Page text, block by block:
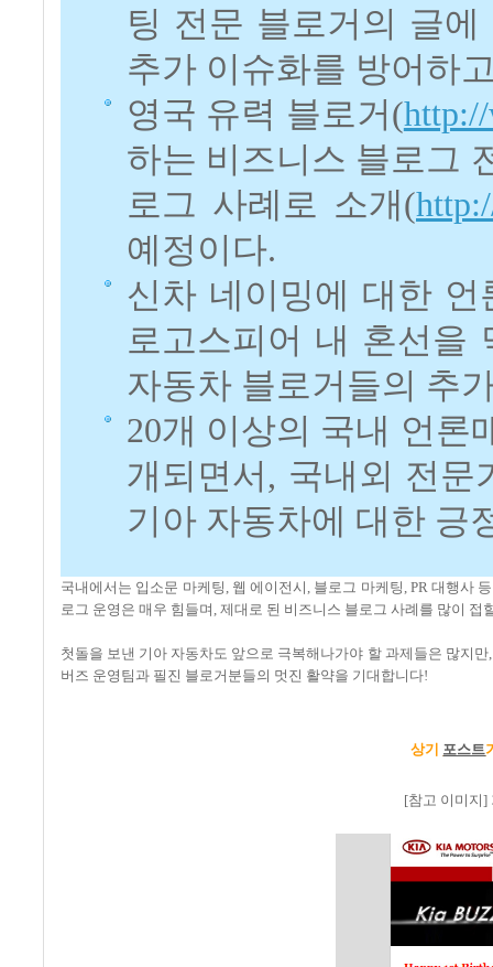
팅 전문 블로거의 글
추가 이슈화를 방어하
영국 유력 블로거(
하는 비즈니스 블로그
로그 사례로 소개(
예정이다.
신차 네이밍에 대한
로고스피어 내 혼선을
자동차 블로거들의 추
20개 이상의 국내 언론
개되면서, 국내외 전문
기아 자동차에 대한 긍
국내에서는 입소문 마케팅, 웹 에이전시, 블로그 마케팅, PR 대행사
로그 운영은 매우 힘들며, 제대로 된 비즈니스 블로그 사례를 많이
첫돌을 보낸 기아 자동차도 앞으로 극복해나가야 할 과제들은 많지
버즈 운영팀과 필진 블로거분들의 멋진 활약을 기대합니다!
상기 포스트
[참고 이미지]